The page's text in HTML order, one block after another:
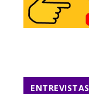
ENTREVISTAS